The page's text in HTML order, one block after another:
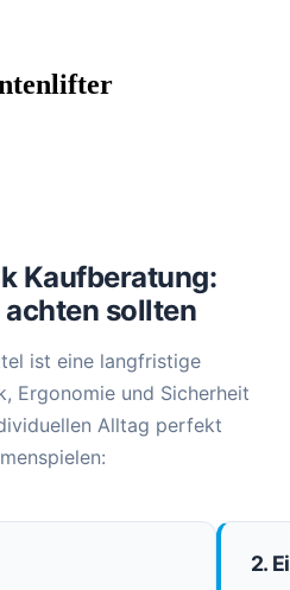
Kaufberatung:
sollten
ist eine langfristige
Ergonomie und Sicherheit
Alltag perfekt
2.